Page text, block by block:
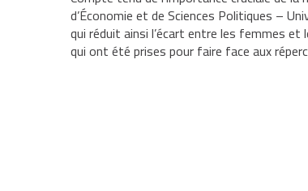
d’Économie et de Sciences Politiques –
qui réduit ainsi l’écart entre les femmes
qui ont été prises pour faire face aux